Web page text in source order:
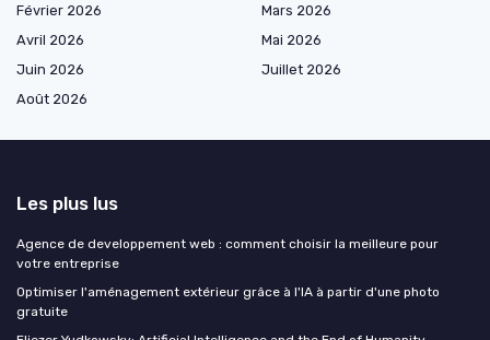
Février 2026
Mars 2026
Avril 2026
Mai 2026
Juin 2026
Juillet 2026
Août 2026
Les plus lus
Agence de developpement web : comment choisir la meilleure pour
votre entreprise
Optimiser l'aménagement extérieur grâce à l'IA à partir d'une photo
gratuite